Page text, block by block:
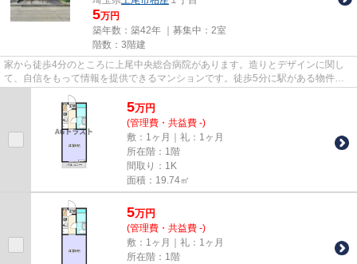
5万円
築年数：築42年 ｜募集中： 2室
階数：3階建
家から徒歩4分のところに上尾中央総合病院があります。造りとデザインに関し
て、自信をもって情報を提供できるマンションです。徒歩5分に駅がある物件で
5万円
(管理費・共益費 -)
敷：1ヶ月｜礼：1ヶ月
所在階：1階
間取り：1K
面積：19.74㎡
5万円
(管理費・共益費 -)
敷：1ヶ月｜礼：1ヶ月
所在階：1階